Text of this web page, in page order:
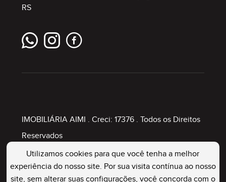
RS
IMOBILIÁRIA AIMI . Creci: 17376 . Todos os Direitos
Reservados
Painel Imobiliário
Utilizamos cookies para que você tenha a melhor
experiência do nosso site. Por sua visita contínua ao nosso
site, sem alterar suas configurações, você concorda com o